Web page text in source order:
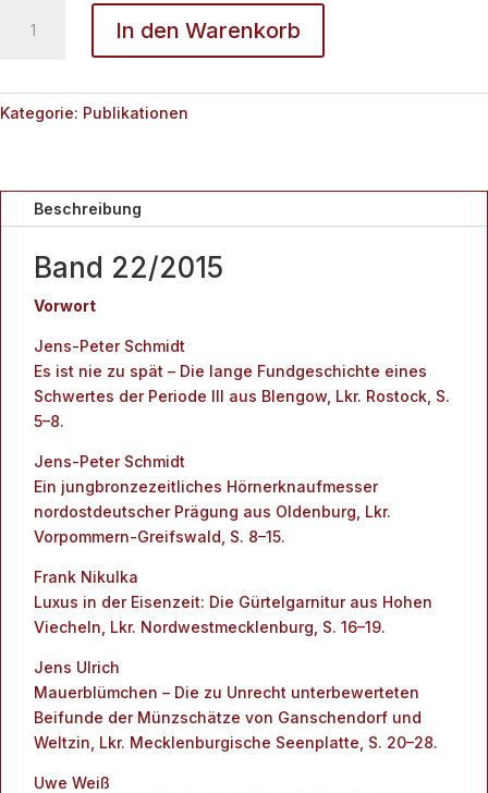
Archäologische
Berichte
In den Warenkorb
Kategorie: Publikationen
Beschreibung
Band 22/2015
Vorwort
Jens-Peter Schmidt
Es ist nie zu spät – Die lange Fundgeschichte eines
Schwertes der Periode III aus Blengow, Lkr. Rostock, S.
5–8.
Jens-Peter Schmidt
Ein jungbronzezeitliches Hörnerknaufmesser
nordostdeutscher Prägung aus Oldenburg, Lkr.
Vorpommern-Greifswald, S. 8–15.
Frank Nikulka
Luxus in der Eisenzeit: Die Gürtelgarnitur aus Hohen
Viecheln, Lkr. Nordwestmecklenburg, S. 16–19.
Jens Ulrich
Mauerblümchen – Die zu Unrecht unterbewerteten
Beifunde der Münzschätze von Ganschendorf und
Weltzin, Lkr. Mecklenburgische Seenplatte, S. 20–28.
Uwe Weiß